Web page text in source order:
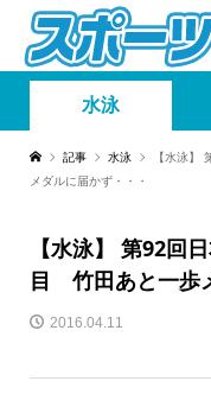
水泳
記事 水泳
【水泳
メダルに届かず・・・
【水泳】 第92回
目 竹田あと一歩
2016.04.11